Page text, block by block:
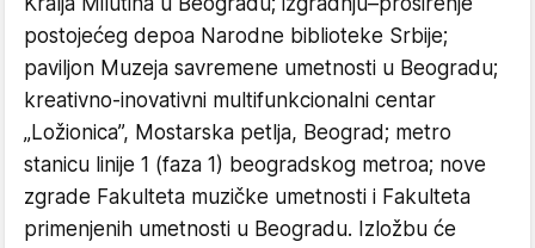
postojećeg depoa Narodne biblioteke Srbije;
paviljon Muzeja savremene umetnosti u Beogradu;
kreativno-inovativni multifunkcionalni centar
„Ložionica”, Mostarska petlja, Beograd; metro
stanicu linije 1 (faza 1) beogradskog metroa; nove
zgrade Fakulteta muzičke umetnosti i Fakulteta
primenjenih umetnosti u Beogradu. Izložbu će